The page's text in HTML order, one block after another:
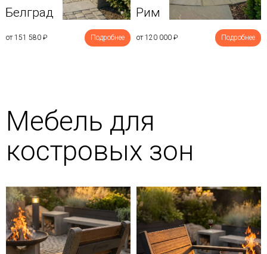
Белград
от 151 580 ₽ Подробнее
Рим
от 120 000 ₽ Подробнее
Мебель для
костровых зон